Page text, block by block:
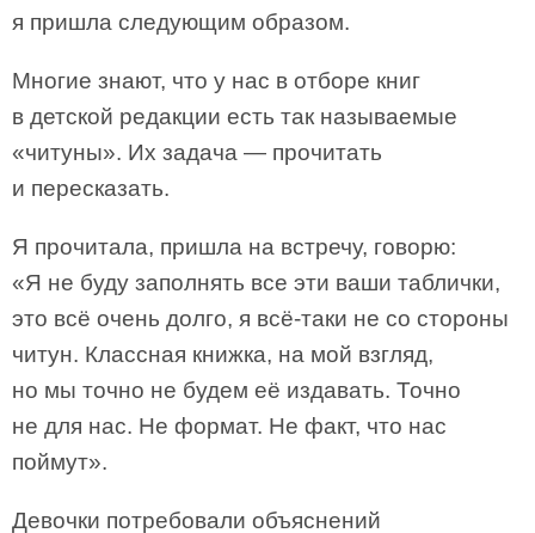
я пришла следующим образом.
Многие знают, что у нас в отборе книг
в детской редакции есть так называемые
«читуны». Их задача — прочитать
и пересказать.
Я прочитала, пришла на встречу, говорю:
«Я не буду заполнять все эти ваши таблички,
это всё очень долго, я всё-таки не со стороны
читун. Классная книжка, на мой взгляд,
но мы точно не будем её издавать. Точно
не для нас. Не формат. Не факт, что нас
поймут».
Девочки потребовали объяснений